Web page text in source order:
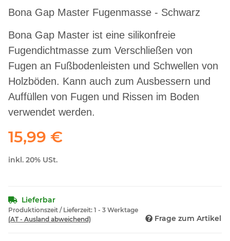
Bona Gap Master Fugenmasse - Schwarz
Bona Gap Master ist eine silikonfreie
Fugendichtmasse zum Verschließen von
Fugen an Fußbodenleisten und Schwellen von
Holzböden. Kann auch zum Ausbessern und
Auffüllen von Fugen und Rissen im Boden
verwendet werden.
15,99 €
inkl. 20% USt.
Lieferbar
Produktionszeit / Lieferzeit: 1 - 3 Werktage
(AT - Ausland abweichend)
Frage zum Artikel